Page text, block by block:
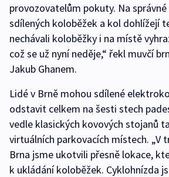
provozovatelům pokuty. Na
sdílených koloběžek a kol dohlížejí
nechávali koloběžky i na místě
což se už nyní neděje,“ řekl muvčí
Jakub Ghanem.
Lidé v Brně mohou sdílené
odstavit celkem na šesti stech
vedle klasických kovových stojanů
virtuálních parkovacích místech. „V
Brna jsme ukotvili přesně lokace,
k ukládání koloběžek. Cyklohnízda